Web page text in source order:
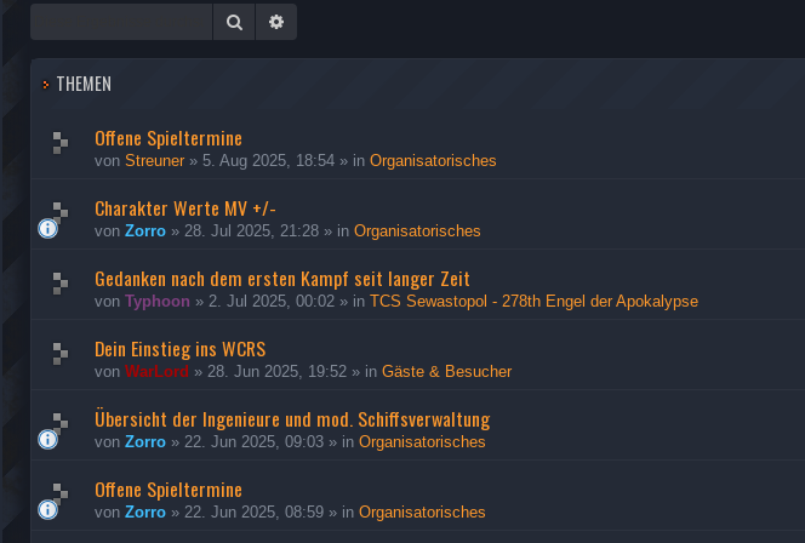
Suche
THEMEN
Offene Spieltermine
von Streuner » 5. Aug 2025, 18:54 » in Organisatorisches
Charakter Werte MV +/-
von Zorro » 28. Jul 2025, 21:28 » in Organisatorisches
Gedanken nach dem ersten Kampf seit langer Zeit
von Typhoon » 2. Jul 2025, 00:02 » in TCS Sewastopol - 278th Engel der Apokalypse
Dein Einstieg ins WCRS
von WarLord » 28. Jun 2025, 19:52 » in Gäste & Besucher
Übersicht der Ingenieure und mod. Schiffsverwaltung
von Zorro » 22. Jun 2025, 09:03 » in Organisatorisches
Offene Spieltermine
von Zorro » 22. Jun 2025, 08:59 » in Organisatorisches